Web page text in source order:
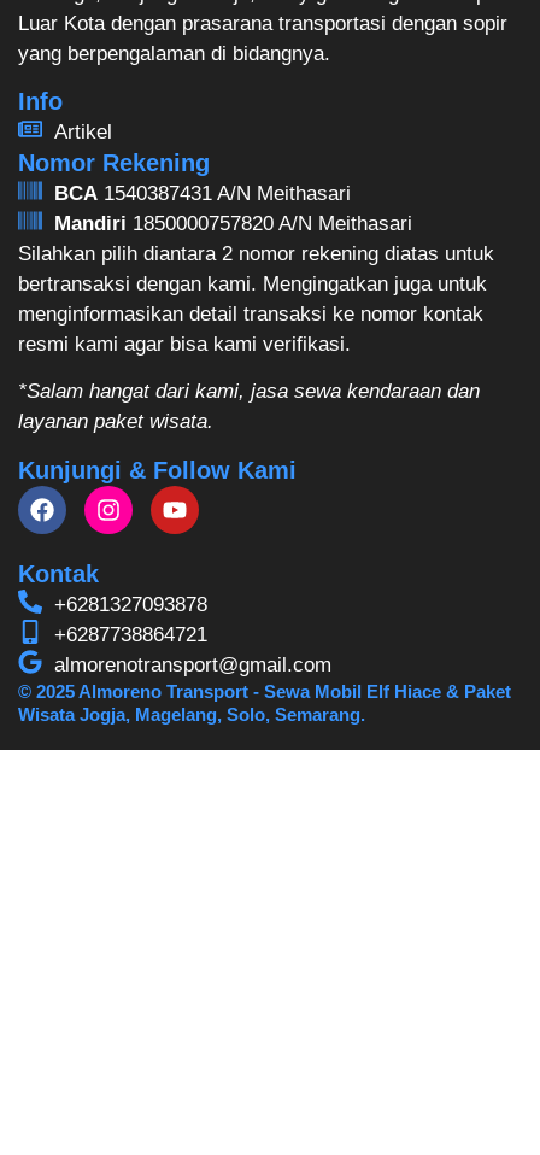
Luar Kota dengan prasarana transportasi dengan sopir
yang berpengalaman di bidangnya.
Info
Artikel
Nomor Rekening
BCA 1540387431 A/N Meithasari
Mandiri 1850000757820 A/N Meithasari
Silahkan pilih diantara 2 nomor rekening diatas untuk
bertransaksi dengan kami. Mengingatkan juga untuk
menginformasikan detail transaksi ke nomor kontak
resmi kami agar bisa kami verifikasi.
*Salam hangat dari kami, jasa sewa kendaraan dan
layanan paket wisata.
Kunjungi & Follow Kami
Kontak
+6281327093878
+6287738864721
almorenotransport@gmail.com
© 2025 Almoreno Transport - Sewa Mobil Elf Hiace & Paket
Wisata Jogja, Magelang, Solo, Semarang.